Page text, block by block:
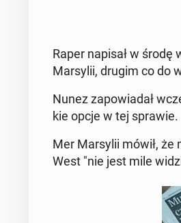
Raper napisał w środę
Mar­sy­lii, drugim co do
Nunez za­po­wia­dał
kie opcje w tej sprawie.
Mer Mar­sy­lii mówił, że
West "nie jest mile